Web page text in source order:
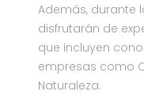
Además, durante
disfrutarán de
que incluyen
empresas como
Naturaleza.